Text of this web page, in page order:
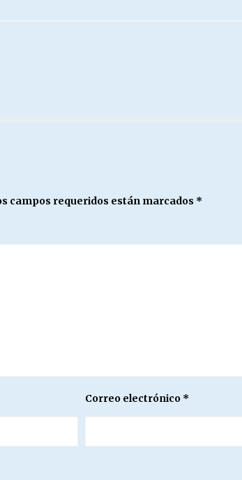
campos requeridos están marcados *
Correo electrónico *